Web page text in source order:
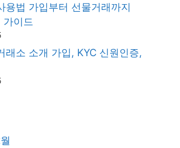
용법 가입부터 선물거래까지
이드
래소 소개 가입, KYC 신원인증,